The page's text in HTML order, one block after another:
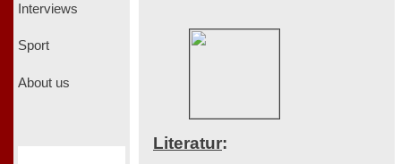
Interviews
Sport
About us
Literatur: